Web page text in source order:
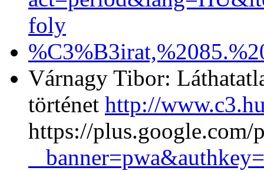
foly
Várnagy Tibor:
történet http://
https://plus.google.com/